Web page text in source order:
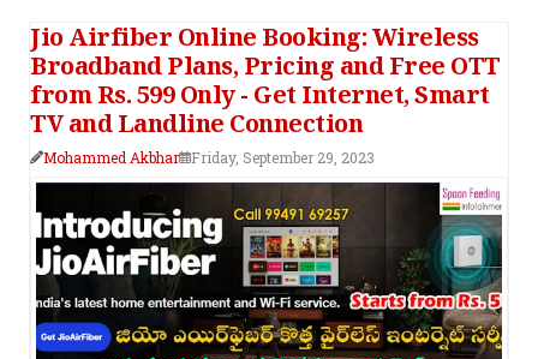
Jio Airfiber Online Booking: Wireless
Broadband Plans, Pricing and Free OTT
from Rs. 599 Only - Get Internet, Smart
TV and Landline Connection
Mohammed Akbhar Friday, September 29, 2023